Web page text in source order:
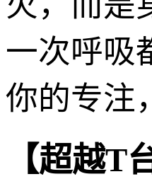
一次呼吸
你的专注
【超越